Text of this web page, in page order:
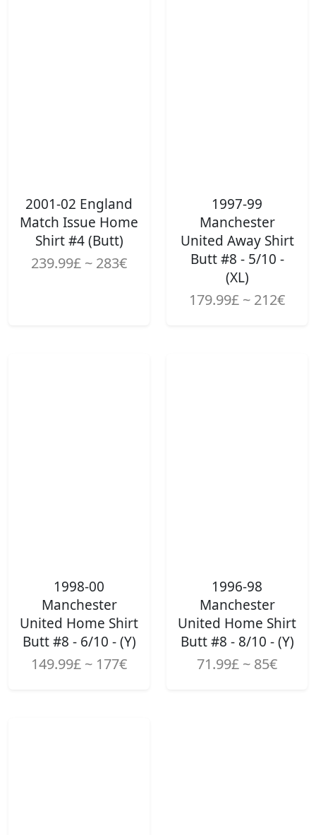
2001-02 England
Match Issue Home
Shirt #4 (Butt)
239.99£ ~ 283€
1997-99
Manchester
United Away Shirt
Butt #8 - 5/10 -
(XL)
179.99£ ~ 212€
1998-00
Manchester
United Home Shirt
Butt #8 - 6/10 - (Y)
149.99£ ~ 177€
1996-98
Manchester
United Home Shirt
Butt #8 - 8/10 - (Y)
71.99£ ~ 85€